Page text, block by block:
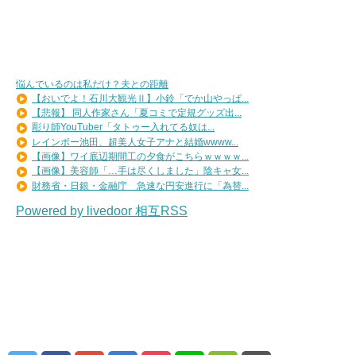
悩んでいるのは私だけ？夫との距離
【おいでよ！石川大観光Ⅱ】小鈴「でか山やっぱ...
【悲報】 同人作家さん「夏コミで定規グッズ出...
彫り師YouTuber「タトゥー入れてる奴は...
レインボー池田、超美人女子アナと結婚wwww...
【画像】ワイ底辺期間工の夕食がこちらｗｗｗｗ...
【画像】美容師「…手は尽くしました」陰キャ女...
財務省・日銀・金融庁 急速な円安進行に「為替...
Powered by livedoor 相互RSS